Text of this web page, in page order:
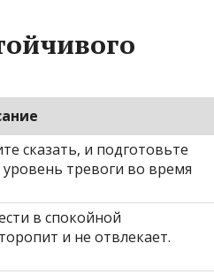
сказать, и подготовьте
тревоги во время
в спокойной
и не отвлекает.